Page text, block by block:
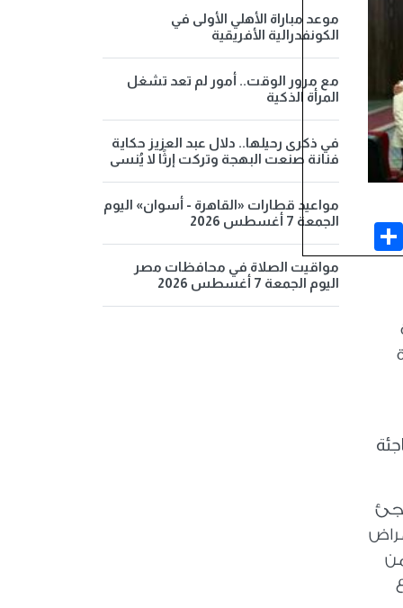
Share
موعد مباراة الأهلي الأولى في
الكونفدرالية الأفريقية
مع مرور الوقت.. أمور لم تعد تشغل
المرأة الذكية
في ذكرى رحيلها.. دلال عبد العزيز حكاية
فنانة صنعت البهجة وتركت إرثًا لا يُنسى
مواعيد قطارات «القاهرة - أسوان» اليوم
الجمعة 7 أغسطس 2026
مواقيت الصلاة في محافظات مصر
اليوم الجمعة 7 أغسطس 2026